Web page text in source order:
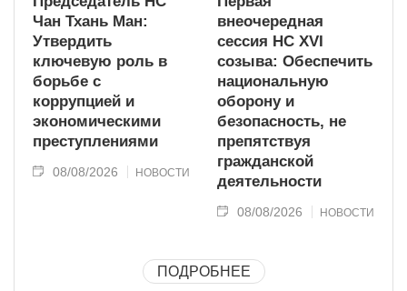
Чан Тхань Ман:
Утвердить
ключевую роль в
борьбе с
коррупцией и
экономическими
преступлениями
08/08/2026 НОВОСТИ
внеочередная
сессия НС XVI
созыва: Обеспечить
национальную
оборону и
безопасность, не
препятствуя
гражданской
деятельности
08/08/2026 НОВОСТИ
ПОДРОБНЕЕ